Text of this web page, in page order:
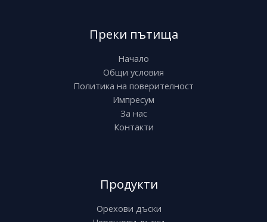
Преки пътища
Начало
Общи условия
Политика на поверителност
Импресум
За нас
Контакти
Продукти
Орехови дъски